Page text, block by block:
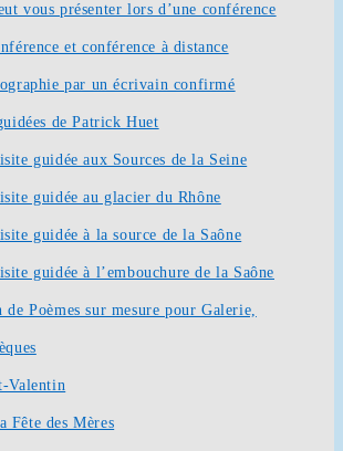
vous présenter lors d’une conférence
et conférence à distance
par un écrivain confirmé
de Patrick Huet
guidée aux Sources de la Seine
guidée au glacier du Rhône
guidée à la source de la Saône
guidée à l’embouchure de la Saône
de Poèmes sur mesure pour Galerie,
Valentin
Fête des Mères